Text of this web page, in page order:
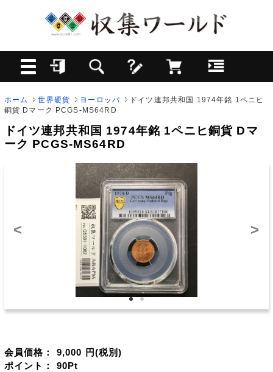
ホーム 世界硬貨 ヨーロッパ
ドイツ連邦共和国 1974年銘 1ペニヒ
銅貨 Dマーク PCGS-MS64RD
ドイツ連邦共和国 1974年銘 1ペニヒ銅貨 Dマ
ーク PCGS-MS64RD
< >
会員価格： 9,000 円(税別)
ポイント： 90Pt